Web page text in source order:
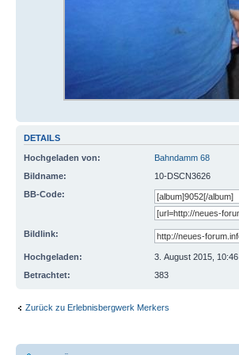
DETAILS
Hochgeladen von:
Bahndamm 68
Bildname:
10-DSCN3626
BB-Code:
Bildlink:
Hochgeladen:
3. August 2015, 10:46
Betrachtet:
383
Zurück zu Erlebnisbergwerk Merkers